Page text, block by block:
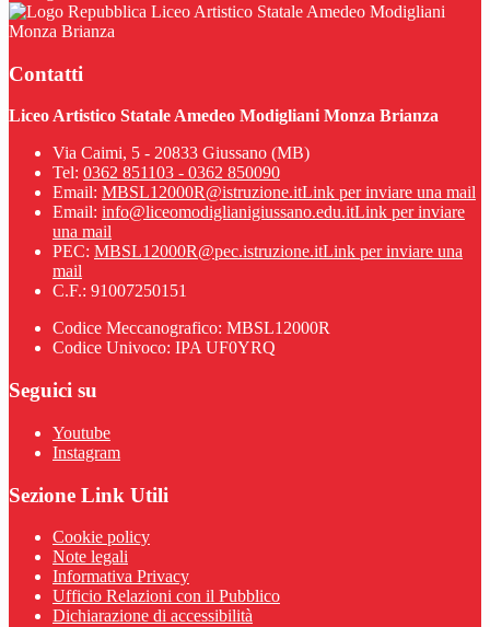
Liceo Artistico Statale Amedeo Modigliani
Monza Brianza
Contatti
Liceo Artistico Statale Amedeo Modigliani Monza Brianza
Via Caimi, 5 - 20833 Giussano (MB)
Tel: 0362 851103 - 0362 850090
Email: MBSL12000R@istruzione.itLink per inviare una mail
Email: info@liceomodiglianigiussano.edu.itLink per inviare
una mail
PEC: MBSL12000R@pec.istruzione.itLink per inviare una
mail
C.F.: 91007250151
Codice Meccanografico: MBSL12000R
Codice Univoco: IPA UF0YRQ
Seguici su
Youtube
Instagram
Sezione Link Utili
Cookie policy
Note legali
Informativa Privacy
Ufficio Relazioni con il Pubblico
Dichiarazione di accessibilità